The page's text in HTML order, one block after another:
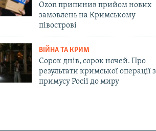
Ozon припинив прийом нових
замовлень на Кримському
півострові
ВІЙНА ТА КРИМ
Сорок днів, сорок ночей. Про
результати кримської операції з
примусу Росії до миру